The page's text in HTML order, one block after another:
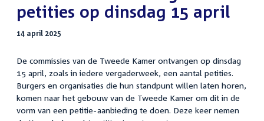
petities op dinsdag 15 april
14 april 2025
De commissies van de Tweede Kamer ontvangen op dinsdag
15 april, zoals in iedere vergaderweek, een aantal petities.
Burgers en organisaties die hun standpunt willen laten horen,
komen naar het gebouw van de Tweede Kamer om dit in de
vorm van een petitie-aanbieding te doen. Deze keer nemen